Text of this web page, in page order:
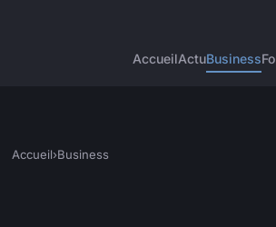
AccueilActuBusiness
Accueil›Business